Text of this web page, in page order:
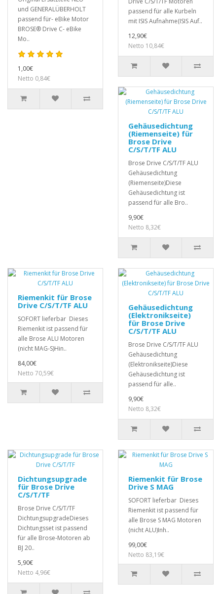
und GENERALÜBERHOLT
passend für- eBike Motor
BROSE® Drive C- eBike
Mo..
1,00€
Netto 0,84€
passend für alle Kurbeln
mit ISIS Aufnahme(ISIS Auf..
12,90€
Netto 10,84€
Gehäusedichtung
(Riemenseite) für
Brose Drive
C/S/T/TF ALU
Brose Drive C/S/T/TF ALU
Gehäusedichtung
(Riemenseite)Diese
Gehäusedichtung ist
passend für alle Bro..
9,90€
Netto 8,32€
Riemenkit für Brose
Drive C/S/T/TF ALU
SOFORT lieferbar Dieses
Riemenkit ist passend für
alle Brose ALU Motoren
(nicht MAG-S)Hin..
84,00€
Netto 70,59€
Gehäusedichtung
(Elektronikseite)
für Brose Drive
C/S/T/TF ALU
Brose Drive C/S/T/TF ALU
Gehäusedichtung
(Elektronikseite)Diese
Gehäusedichtung ist
passend für alle..
9,90€
Netto 8,32€
Dichtungsupgrade
für Brose Drive
C/S/T/TF
Brose Drive C/S/T/TF
DichtungsupgradeDieses
Dichtungsset ist passend
für alle Brose-Motoren ab
BJ 20..
5,90€
Netto 4,96€
Riemenkit für Brose
Drive S MAG
SOFORT lieferbar Dieses
Riemenkit ist passend für
alle Brose S MAG Motoren
(nicht ALU)Inh..
99,00€
Netto 83,19€